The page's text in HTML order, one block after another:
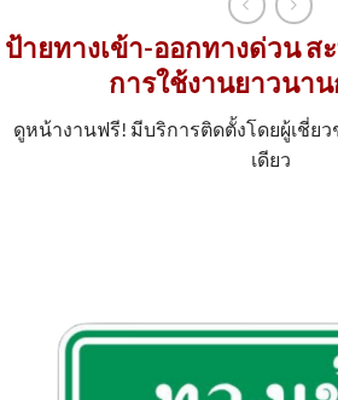
ป้ายทางเข้า-ออกทางด่วน ส
การใช้งานยาวนาน
ดูหน้างานฟรี! มีบริการติดตั้งโดยผู้เชี่ย
เดียว